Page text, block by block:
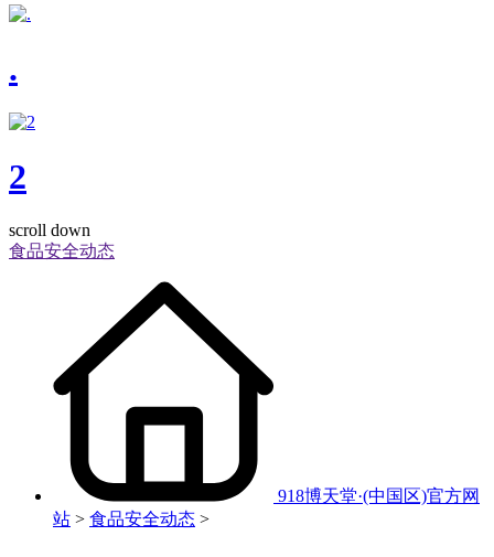
.
2
scroll down
食品安全动态
918博天堂·(中国区)官方网
站 > 食品安全动态 >